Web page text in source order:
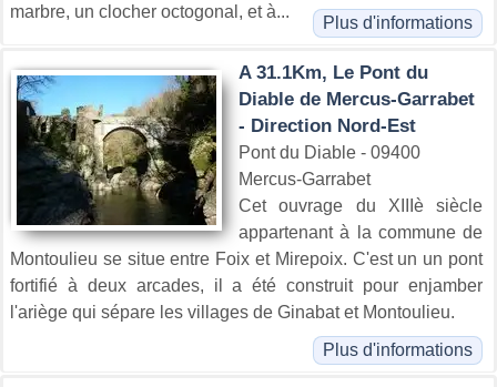
marbre, un clocher octogonal, et à...
Plus d'informations
A 31.1Km, Le Pont du
Diable de Mercus-Garrabet
- Direction Nord-Est
Pont du Diable - 09400
Mercus-Garrabet
Cet ouvrage du XIIIè siècle
appartenant à la commune de
Montoulieu se situe entre Foix et Mirepoix. C'est un un pont
fortifié à deux arcades, il a été construit pour enjamber
l'ariège qui sépare les villages de Ginabat et Montoulieu.
Plus d'informations